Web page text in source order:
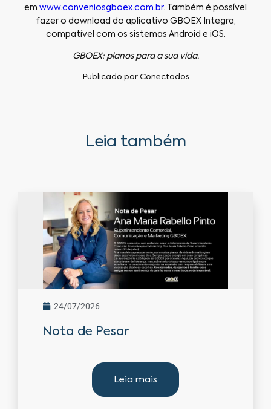
em www.conveniosgboex.com.br. Também é possível
fazer o download do aplicativo GBOEX Integra,
compatível com os sistemas Android e iOS.
GBOEX: planos para a sua vida.
Publicado porConectados
Leia também
24/07/2026
Nota de Pesar
Leia mais